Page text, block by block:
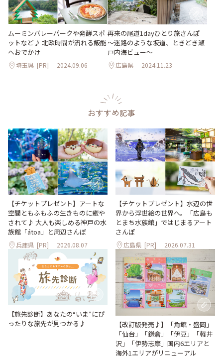
ムーミンバレーパークや発酵スポ
ットなど♪ 北欧時間が流れる飯能
へおでかけ
埼玉県 [PR] 2024.09.06
再来の尾道1dayひとり旅さんぽ
～迷路のような坂道、ときどき瀬
戸内海ビュー～
広島県 2024.11.23
おすすめ記事
【チケットプレゼント】アートな
空間ともふもふの生きものに癒や
されて♪ 大人も楽しめる神戸の水
族館「átoa」と周辺さんぽ
兵庫県 [PR] 2026.08.07
【チケットプレゼント】水辺の世
界から浮世絵の世界へ。「広島も
とまち水族館」ではじまるアート
さんぽ
広島県 [PR] 2026.07.31
【旅先診断】あなたの“いま”にぴ
ったりな旅先が見つかる♪
【改訂版発売♪】「角館・盛岡」
「仙台」「鎌倉」「伊豆」「軽井
沢」「伊勢志摩」国内6エリアと
海外1エリアがリニューアル